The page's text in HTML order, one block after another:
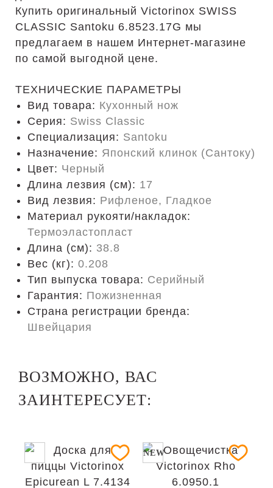
Купить оригинальный Victorinox SWISS
CLASSIC Santoku 6.8523.17G мы
предлагаем в нашем Интернет-магазине
по самой выгодной цене.
ТЕХНИЧЕСКИЕ ПАРАМЕТРЫ
Вид товара: Кухонный нож
Серия: Swiss Classic
Специализация: Santoku
Назначение: Японский клинок (Сантоку)
Цвет: Черный
Длина лезвия (см): 17
Вид лезвия: Рифленое, Гладкое
Материал рукояти/накладок:
Термоэластопласт
Длина (cм): 38.8
Вес (кг): 0.208
Тип выпуска товара: Серийный
Гарантия: Пожизненная
Страна регистрации бренда:
Швейцария
ВОЗМОЖНО, ВАС
ЗАИНТЕРЕСУЕТ:
NEW